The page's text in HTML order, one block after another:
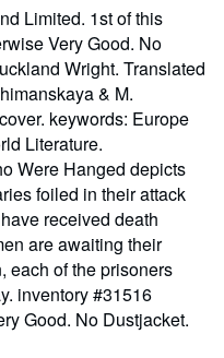
Limited. 1st of this
Very Good. No
Wright. Translated
& M.
keywords: Europe
Literature.
Were Hanged depicts
foiled in their attack
received death
are awaiting their
each of the prisoners
inventory #31516
Good. No Dustjacket.